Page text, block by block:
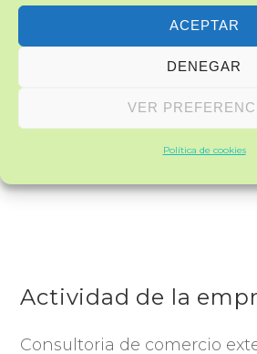
ACEPTAR
DENEGAR
VER
Política de cookies
Actividad de la
Consultoria de comercio